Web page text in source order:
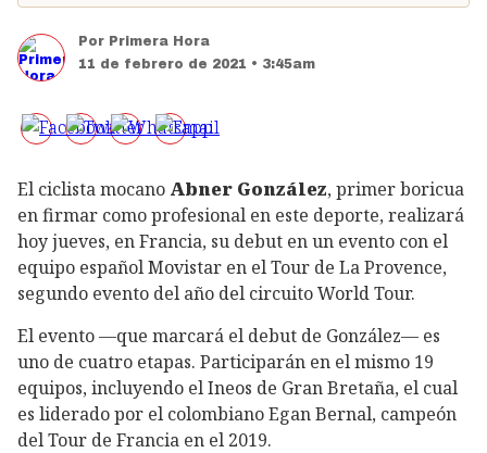
Por Primera Hora
11 de febrero de 2021 • 3:45am
El ciclista mocano Abner González, primer boricua
en firmar como profesional en este deporte, realizará
hoy jueves, en Francia, su debut en un evento con el
equipo español Movistar en el Tour de La Provence,
segundo evento del año del circuito World Tour.
El evento —que marcará el debut de González— es
uno de cuatro etapas. Participarán en el mismo 19
equipos, incluyendo el Ineos de Gran Bretaña, el cual
es liderado por el colombiano Egan Bernal, campeón
del Tour de Francia en el 2019.